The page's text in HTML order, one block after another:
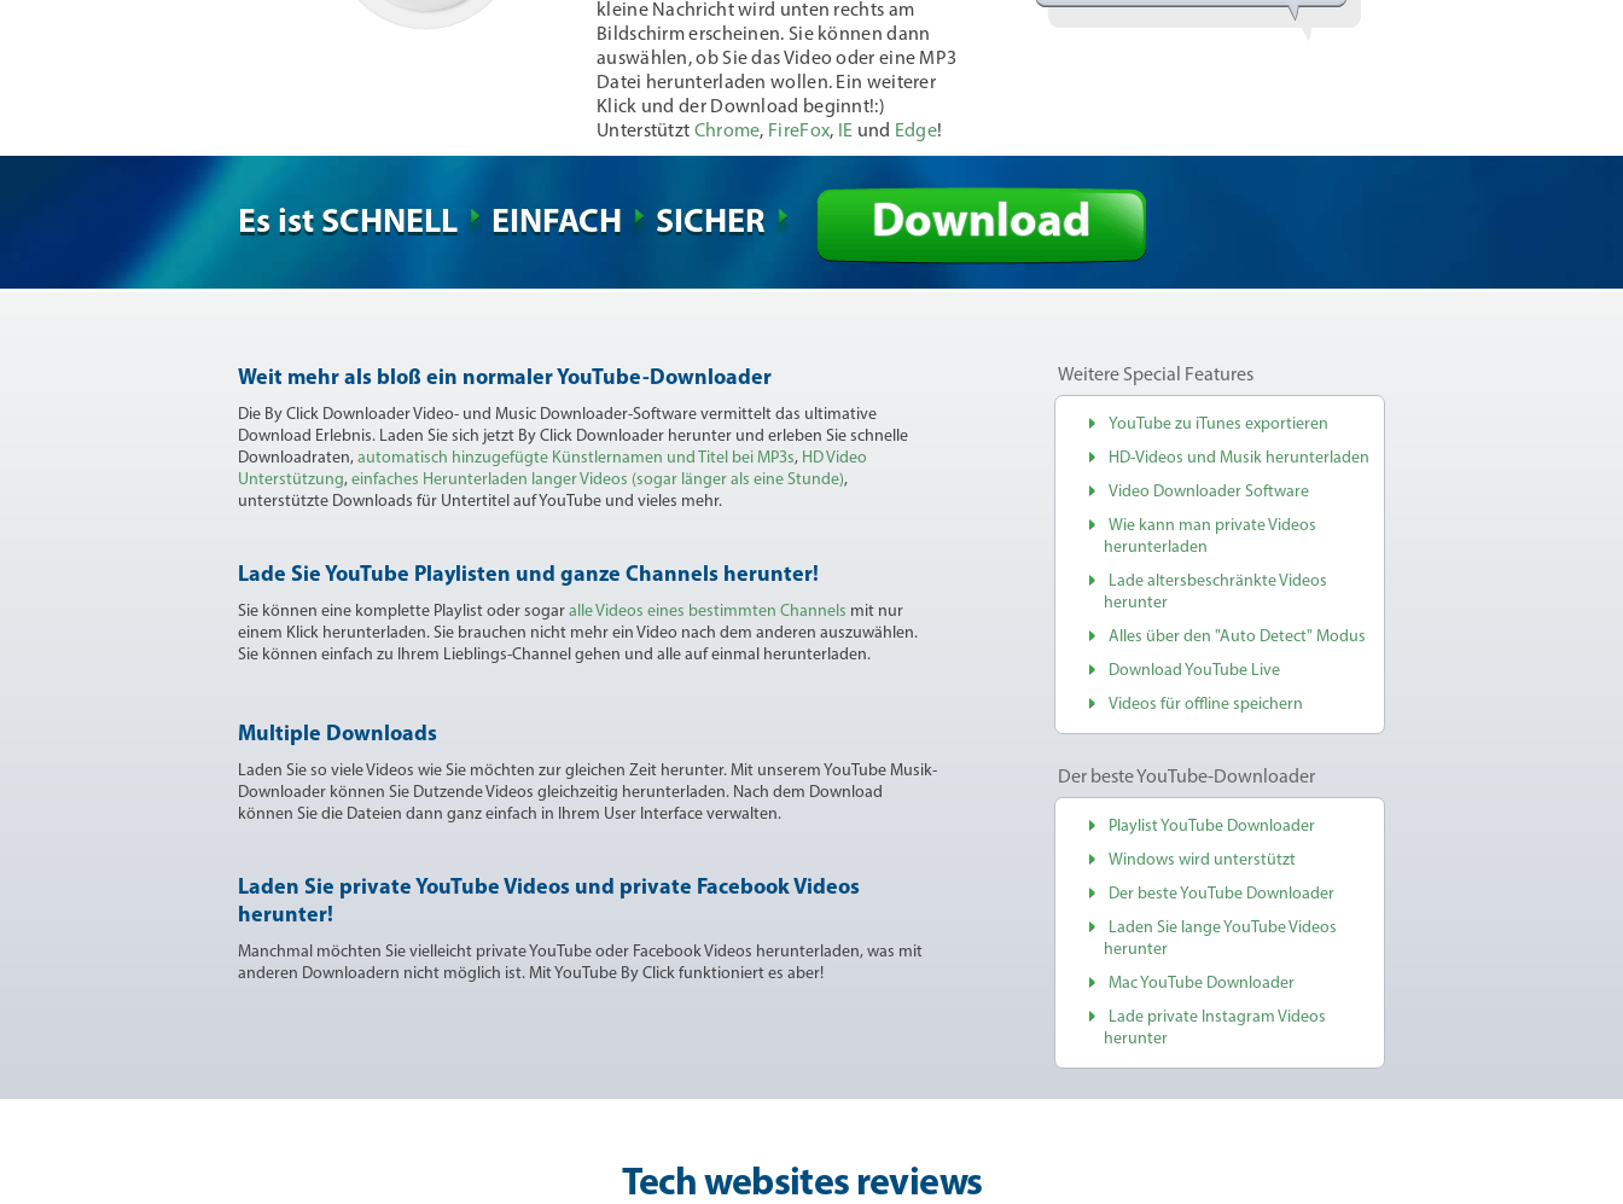
kleine Nachricht wird unten rechts am
Bildschirm erscheinen. Sie können dann
auswählen, ob Sie das Video oder eine MP3
Datei herunterladen wollen. Ein weiterer
Klick und der Download beginnt!:)
Unterstützt Chrome, FireFox, IE und Edge!
Es ist SCHNELL EINFACH SICHER Download
Weit mehr als bloß ein normaler YouTube-Downloader
Die By Click Downloader Video- und Music Downloader-Software vermittelt das ultimative
Download Erlebnis. Laden Sie sich jetzt By Click Downloader herunter und erleben Sie schnelle
Downloadraten, automatisch hinzugefügte Künstlernamen und Titel bei MP3s, HD Video
Unterstützung, einfaches Herunterladen langer Videos (sogar länger als eine Stunde),
unterstützte Downloads für Untertitel auf YouTube und vieles mehr.
Lade Sie YouTube Playlisten und ganze Channels herunter!
Sie können eine komplette Playlist oder sogar alle Videos eines bestimmten Channels mit nur
einem Klick herunterladen. Sie brauchen nicht mehr ein Video nach dem anderen auszuwählen.
Sie können einfach zu Ihrem Lieblings-Channel gehen und alle auf einmal herunterladen.
Multiple Downloads
Laden Sie so viele Videos wie Sie möchten zur gleichen Zeit herunter. Mit unserem YouTube Musik-
Downloader können Sie Dutzende Videos gleichzeitig herunterladen. Nach dem Download
können Sie die Dateien dann ganz einfach in Ihrem User Interface verwalten.
Laden Sie private YouTube Videos und private Facebook Videos
herunter!
Manchmal möchten Sie vielleicht private YouTube oder Facebook Videos herunterladen, was mit
anderen Downloadern nicht möglich ist. Mit YouTube By Click funktioniert es aber!
Weitere Special Features
YouTube zu iTunes exportieren
HD-Videos und Musik herunterladen
Video Downloader Software
Wie kann man private Videos
herunterladen
Lade altersbeschränkte Videos
herunter
Alles über den "Auto Detect" Modus
Download YouTube Live
Videos für offline speichern
Der beste YouTube-Downloader
Playlist YouTube Downloader
Windows wird unterstützt
Der beste YouTube Downloader
Laden Sie lange YouTube Videos
herunter
Mac YouTube Downloader
Lade private Instagram Videos
herunter
Tech websites reviews